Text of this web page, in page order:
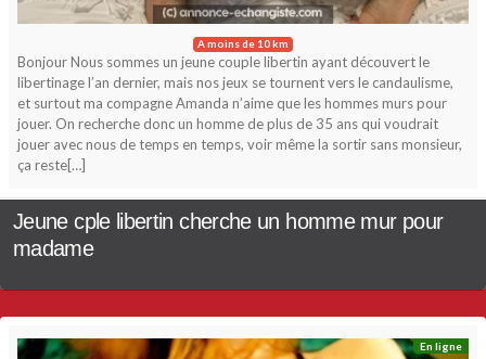
A moins de 10 km
Bonjour Nous sommes un jeune couple libertin ayant découvert le
libertinage l’an dernier, mais nos jeux se tournent vers le candaulisme,
et surtout ma compagne Amanda n’aime que les hommes murs pour
jouer. On recherche donc un homme de plus de 35 ans qui voudrait
jouer avec nous de temps en temps, voir même la sortir sans monsieur,
ça reste[…]
Jeune cple libertin cherche un homme mur pour
madame
En ligne